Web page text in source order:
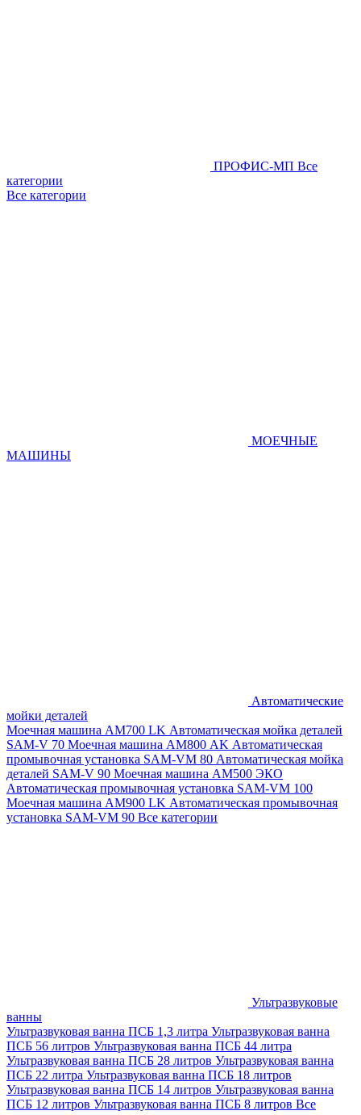
ПРОФИС-МП Все
категории
Все категории
МОЕЧНЫЕ
МАШИНЫ
Автоматические
мойки деталей
Моечная машина AM700 LK Автоматическая мойка деталей
SAM-V 70 Моечная машина АМ800 AK Автоматическая
промывочная установка SAM-VM 80 Автоматическая мойка
деталей SAM-V 90 Моечная машина АМ500 ЭКО
Автоматическая промывочная установка SAM-VM 100
Моечная машина AM900 LK Автоматическая промывочная
установка SAM-VM 90 Все категории
Ультразвуковые
ванны
Ультразвуковая ванна ПСБ 1,3 литра Ультразвуковая ванна
ПСБ 56 литров Ультразвуковая ванна ПСБ 44 литра
Ультразвуковая ванна ПСБ 28 литров Ультразвуковая ванна
ПСБ 22 литра Ультразвуковая ванна ПСБ 18 литров
Ультразвуковая ванна ПСБ 14 литров Ультразвуковая ванна
ПСБ 12 литров Ультразвуковая ванна ПСБ 8 литров Все